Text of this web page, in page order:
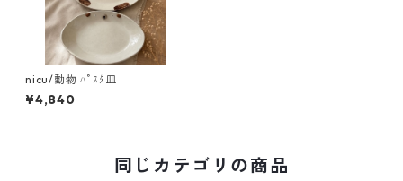
nicu/動物 ﾊﾟｽﾀ皿
¥4,840
同じカテゴリの商品